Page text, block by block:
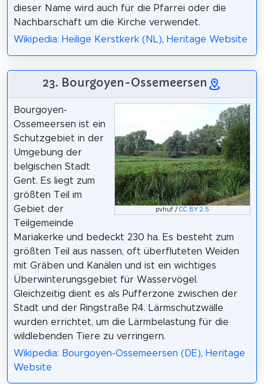
dieser Name wird auch für die Pfarrei oder die
Nachbarschaft um die Kirche verwendet.
Wikipedia: Heilige Kerstkerk (NL), Heritage Website
23. Bourgoyen-Ossemeersen
pvhuf /CC BY 2.5
Bourgoyen-
Ossemeersen ist ein
Schutzgebiet in der
Umgebung der
belgischen Stadt
Gent. Es liegt zum
größten Teil im
Gebiet der
Teilgemeinde
Mariakerke und bedeckt 230 ha. Es besteht zum
größten Teil aus nassen, oft überfluteten Weiden
mit Gräben und Kanälen und ist ein wichtiges
Überwinterungsgebiet für Wasservögel.
Gleichzeitig dient es als Pufferzone zwischen der
Stadt und der Ringstraße R4. Lärmschutzwälle
wurden errichtet, um die Lärmbelastung für die
wildlebenden Tiere zu verringern.
Wikipedia: Bourgoyen-Ossemeersen (DE), Heritage
Website